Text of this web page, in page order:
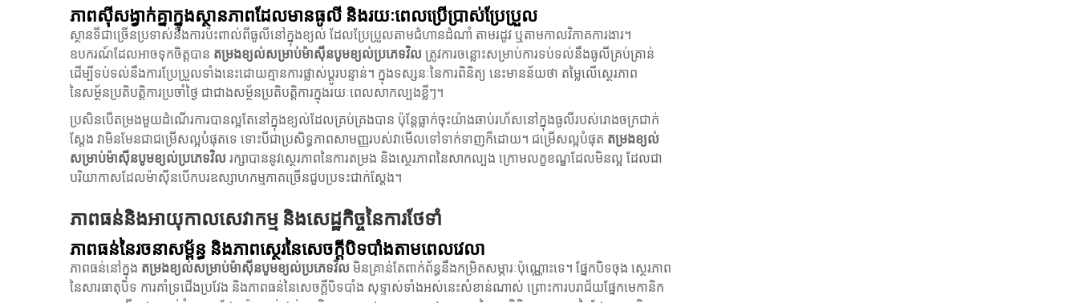
ភាពស៊ីសង្វាក់គ្នាក្នុងស្ថានភាពដែលមានធូលី និងរយៈពេលប្រើប្រាស់ប្រែប្រួល
ស្ថានទីជាច្រើនប្រទាស់នឹងការប៉ះពាល់ពីធូលីនៅក្នុងខ្យល់ ដែលប្រែប្រួលតាមជំហានដំណាំ តាមរដូវ ឬតាមកាលវិភាគការងារ។
ឧបករណ៍ដែលអាចទុកចិត្តបាន តម្រងខ្យល់សម្រាប់ម៉ាស៊ីនបូមខ្យល់ប្រភេទវិលត្រូវការចន្លោះសម្រាប់ការទប់ទល់នឹងធូលីគ្រប់គ្រាន់
ដើម្បីទប់ទល់នឹងការប្រែប្រួលទាំងនេះដោយគ្មានការផ្លាស់ប្តូរបន្ទាន់។ ក្នុងទស្សនៈនៃការពិនិត្យ នេះមានន័យថា តម្លៃលើស្ថេរភាព
នៃសម្ថ័នប្រតិបត្តិការប្រចាំថ្ងៃ ជាជាងសម្ថ័នប្រតិបត្តិការក្នុងរយៈពេលសាកល្បងខ្លីៗ។
ប្រសិនបើតម្រងមួយដំណើរការបានល្អតែនៅក្នុងខ្យល់ដែលគ្រប់គ្រងបាន ប៉ុន្តែធ្លាក់ចុះយ៉ាងឆាប់រហ័សនៅក្នុងធូលីរបស់រោងចក្រជាក់
ស្តែង វាមិនមែនជាជម្រើសល្អបំផុតទេ ទោះបីជាប្រសិទ្ធភាពសាមញ្ញរបស់វាមើលទៅទាក់ទាញក៏ដោយ។ ជម្រើសល្អបំផុត តម្រងខ្យល់
សម្រាប់ម៉ាស៊ីនបូមខ្យល់ប្រភេទវិលរក្សាបាននូវស្ថេរភាពនៃការតម្រង និងស្ថេរភាពនៃសាកល្បង ក្រោមលក្ខខណ្ឌដែលមិនល្អ ដែលជា
បរិយាកាសដែលម៉ាស៊ីនបើកបរឧស្សាហកម្មភាគច្រើនជួបប្រទះជាក់ស្តែង។
ភាពធន់និងអាយុកាលសេវាកម្ម និងសេដ្ឋកិច្ចនៃការថែទាំ
ភាពធន់នៃរចនាសម្ព័ន្ធ និងភាពស្ថេរនៃសេចក្តីបិទបាំងតាមពេលវេលា
ភាពធន់នៅក្នុង តម្រងខ្យល់សម្រាប់ម៉ាស៊ីនបូមខ្យល់ប្រភេទវិលមិនគ្រាន់តែពាក់ព័ន្ធនឹងកម្រិតសម្ភារៈប៉ុណ្ណោះទេ។ ផ្នែកបិទចុង ស្ថេរភាព
នៃសារធាតុបិទ ការគាំទ្រជើងប្រវែង និងភាពធន់នៃសេចក្តីបិទបាំង សុទ្ទាស់ទាំងអស់នេះសំខាន់ណាស់ ព្រោះការបរាជ័យផ្នែកមេកានិក